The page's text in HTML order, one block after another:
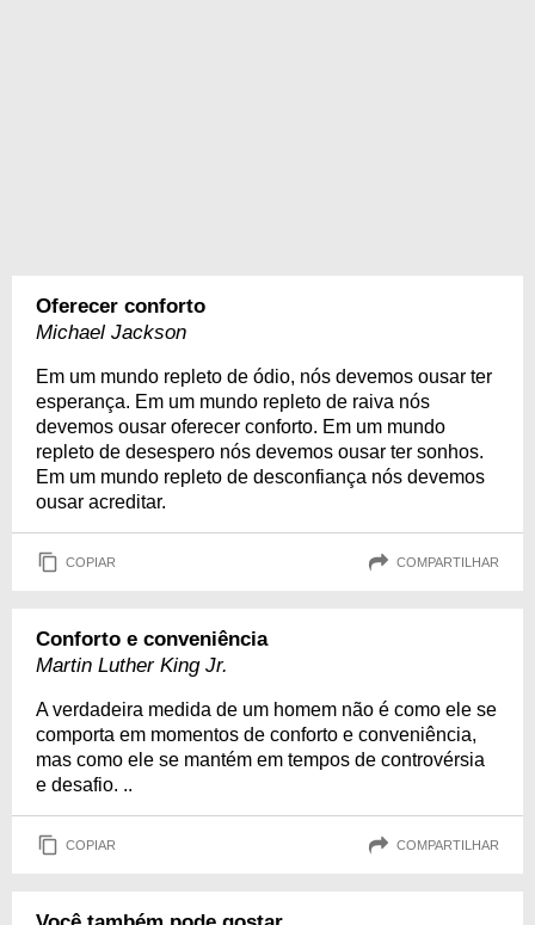
Oferecer conforto
Michael Jackson
Em um mundo repleto de ódio, nós devemos ousar ter
esperança. Em um mundo repleto de raiva nós
devemos ousar oferecer conforto. Em um mundo
repleto de desespero nós devemos ousar ter sonhos.
Em um mundo repleto de desconfiança nós devemos
ousar acreditar.
COPIAR COMPARTILHAR
Conforto e conveniência
Martin Luther King Jr.
A verdadeira medida de um homem não é como ele se
comporta em momentos de conforto e conveniência,
mas como ele se mantém em tempos de controvérsia
e desafio. ..
COPIAR COMPARTILHAR